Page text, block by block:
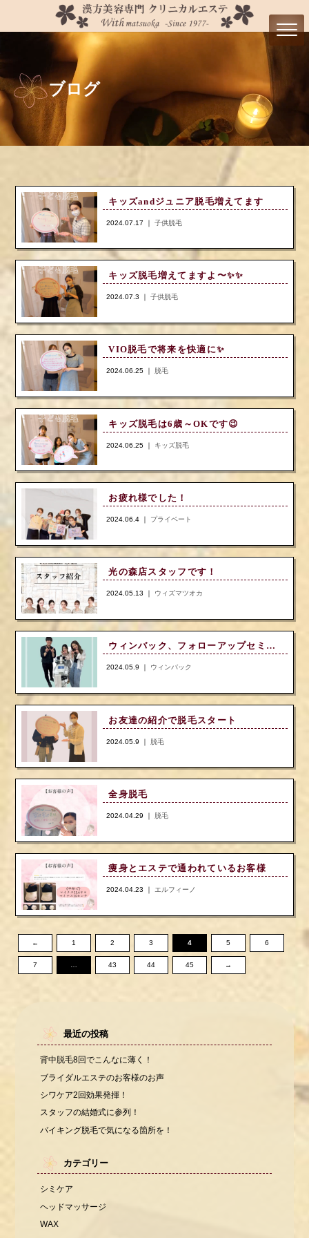
ブログ
キッズandジュニア脱毛増えてます
2024.07.17 ｜子供脱毛
キッズ脱毛増えてますよ〜✨️✨️
2024.07.3 ｜子供脱毛
VIO脱毛で将来を快適に✨️
2024.06.25 ｜ 脱毛
キッズ脱毛は6歳～OKです😉
2024.06.25 ｜ キッズ脱毛
お疲れ様でした！
2024.06.4 ｜ プライベート
光の森店スタッフです！
2024.05.13 ｜ ウィズマツオカ
ウィンバック、フォローアップセミナーへ
2024.05.9 ｜ ウィンバック
お友達の紹介で脱毛スタート
2024.05.9 ｜ 脱毛
全身脱毛
2024.04.29 ｜ 脱毛
痩身とエステで通われているお客様
2024.04.23 ｜エルフィーノ
← 1 2 3 4 5 6
7 … 43 44 45 →
最近の投稿
背中脱毛8回でこんなに薄く！
ブライダルエステのお客様のお声
シワケア2回効果発揮！
スタッフの結婚式に参列！
バイキング脱毛で気になる箇所を！
カテゴリー
シミケア
ヘッドマッサージ
WAX